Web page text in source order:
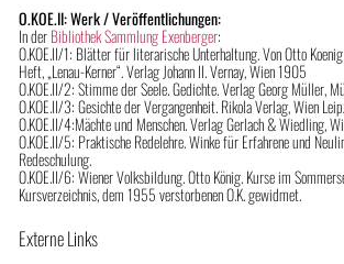
O.KOE.II: Werk / Veröffentlichungen:
In derBibliothek Sammlung Exenberger:
O.KOE.II/1: Blätter für literarische Unterhaltung. Von Otto
Heft, „Lenau-Kerner“. Verlag Johann II. Vernay, Wien 1905
O.KOE.II/2: Stimme der Seele. Gedichte. Verlag Georg Müller,
O.KOE.II/3: Gesichte der Vergangenheit. Rikola Verlag, Wien
O.KOE.II/4:Mächte und Menschen. Verlag Gerlach & Wiedling,
O.KOE.II/5: Praktische Redelehre. Winke für Erfahrene und
Redeschulung.
O.KOE.II/6: Wiener Volksbildung. Otto König. Kurse im
Kursverzeichnis, dem 1955 verstorbenen O.K. gewidmet.
Externe Links